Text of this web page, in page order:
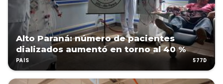
Alto Paraná: número de pacientes
dializados aumentó en torno al 40 %
PAÍS 577D